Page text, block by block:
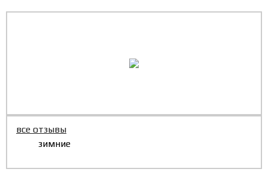
все отзывы
зимние